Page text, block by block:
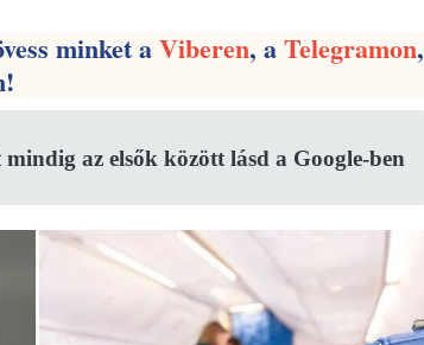
minket aViberen, aTelegramon,
az elsők között lásd a Google-ben